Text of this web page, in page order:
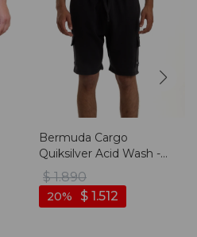
Bermuda Cargo
Quiksilver Acid Wash -
Negro
$ 1.890
$ 1.512
20